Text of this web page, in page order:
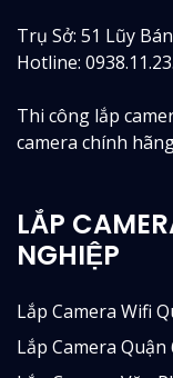
Trụ Sở: 51 Lũy
Hotline:
Thi công lắp
camera chính
LẮP
NGHIỆP
Lắp Camera Wifi
Lắp Camera